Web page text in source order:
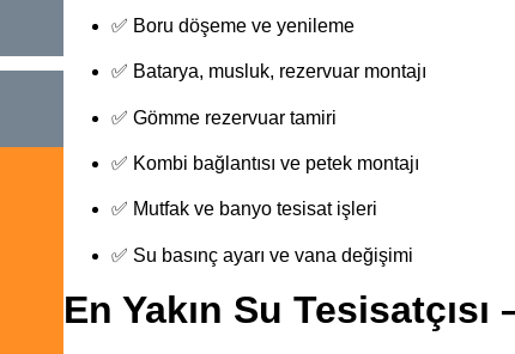
✅ Boru döşeme ve yenileme
✅ Batarya, musluk, rezervuar montajı
✅ Gömme rezervuar tamiri
✅ Kombi bağlantısı ve petek montajı
✅ Mutfak ve banyo tesisat işleri
✅ Su basınç ayarı ve vana değişimi
En Yakın Su Tesisatçısı